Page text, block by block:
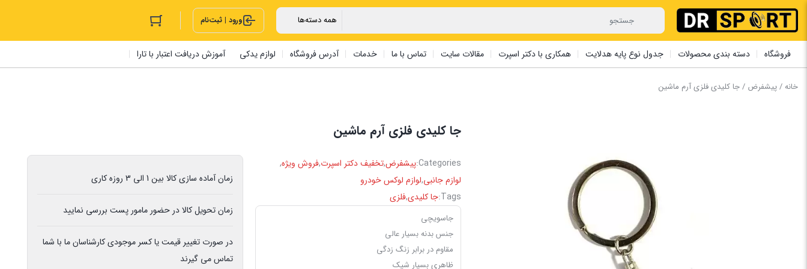
ورود | ثبت‌نام
فروشگاه دسته بندی محصولات جدول نوع پایه هدلایت همکاری با دکتر اسپرت مقالات سایت تماس با ما خدمات آدرس فروشگاه لوازم یدکی آموزش دریافت اعتبار با تارا
خانه/پیشفرض / جا کلیدی فلزی آرم ماشین
جا کلیدی فلزی آرم ماشین
Categories:پیشفرض,تخفیف دکتر اسپرت,فروش ویژه,
لوازم جانبی,لوازم لوکس خودرو
Tags: جا کلیدی,فلزی
جاسویچی
جنس بدنه بسیار عالی
مقاوم در برابر زنگ زدگی
ظاهری بسیار شیک
زمان آماده سازی کالا بین 1 الی 3 روزه کاری
زمان تحویل کالا در حضور مامور پست بررسی نمایید
در صورت تغییر قیمت یا کسر موجودی کارشناسان ما با شما
تماس می گیرند